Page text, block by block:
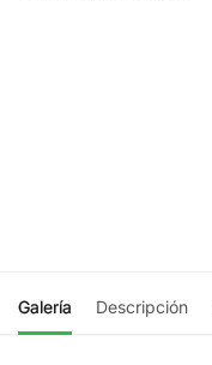
Galería Descripción